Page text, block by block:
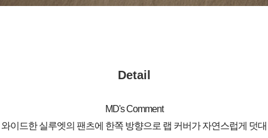
Detail
MD's Comment
와이드한 실루엣의 팬츠에 한쪽 방향으로 랩 커버가 자연스럽게 덧대